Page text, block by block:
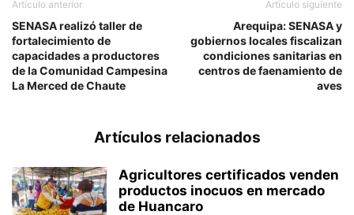
Artículo anterior
SENASA realizó taller de
fortalecimiento de
capacidades a productores
de la Comunidad Campesina
La Merced de Chaute
Artículo siguiente
Arequipa: SENASA y
gobiernos locales fiscalizan
condiciones sanitarias en
centros de faenamiento de
aves
Artículos relacionados
Agricultores certificados venden
productos inocuos en mercado
de Huancaro